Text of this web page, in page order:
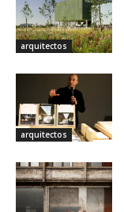
arquitectos
arquitectos